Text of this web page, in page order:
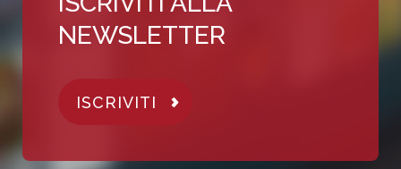
NEWSLETTER
ISCRIVITI